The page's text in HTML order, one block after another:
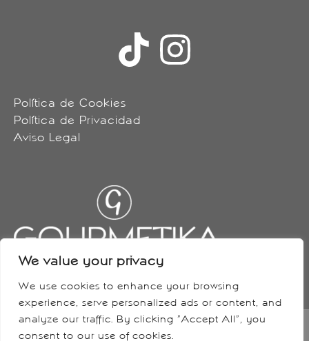
We value your privacy
We use cookies to enhance your browsing
experience, serve personalized ads or content, and
analyze our traffic. By clicking "Accept All", you
consent to our use of cookies.
Política de Cookies
Política de Privacidad
Aviso Legal